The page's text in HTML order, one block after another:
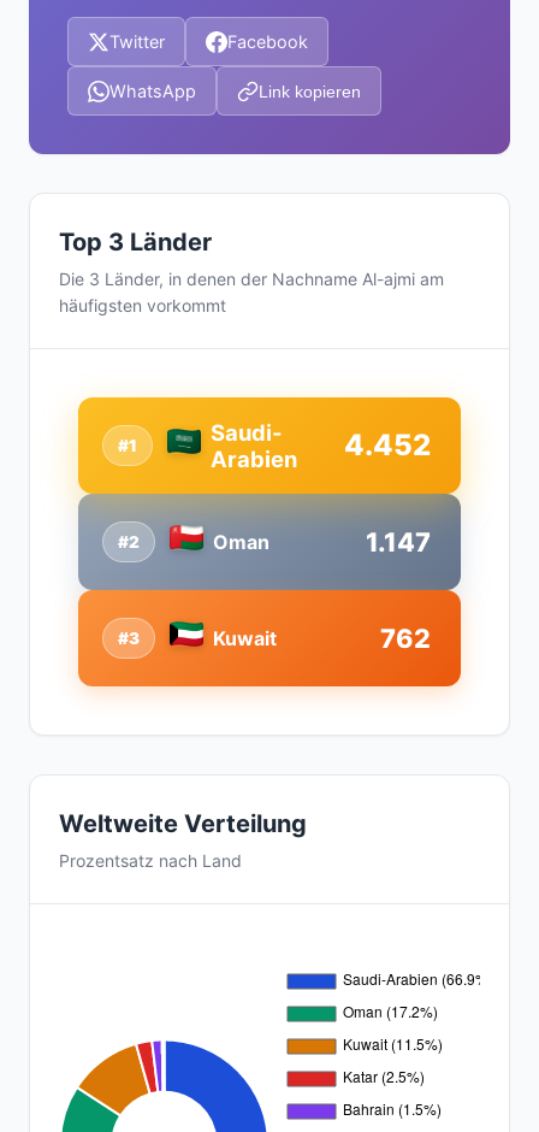
Twitter Facebook
WhatsApp Link kopieren
Top 3 Länder
Die 3 Länder, in denen der Nachname Al-ajmi am
häufigsten vorkommt
#2 Oman 1.147
#1
Saudi-
Arabien
4.452
#3 Kuwait 762
Weltweite Verteilung
Prozentsatz nach Land